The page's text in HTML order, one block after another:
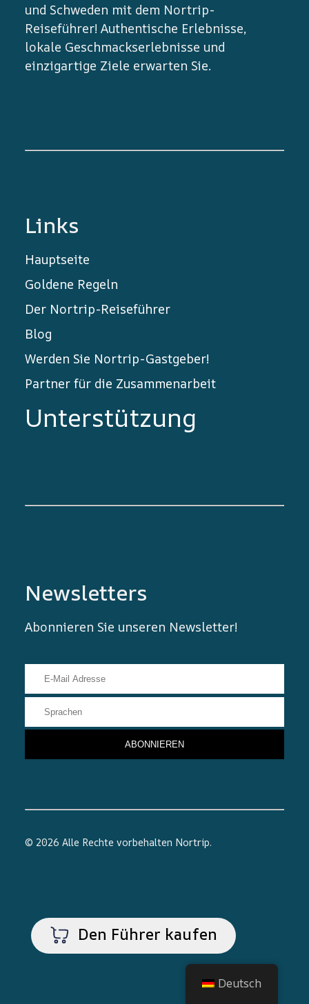
und Schweden mit dem Nortrip-
Reiseführer! Authentische Erlebnisse,
lokale Geschmackserlebnisse und
einzigartige Ziele erwarten Sie.
Links
Hauptseite
Goldene Regeln
Der Nortrip-Reiseführer
Blog
Werden Sie Nortrip-Gastgeber!
Partner für die Zusammenarbeit
Unterstützung
Newsletters
Abonnieren Sie unseren Newsletter!
© 2026 Alle Rechte vorbehalten Nortrip.
Den Führer kaufen
Deutsch